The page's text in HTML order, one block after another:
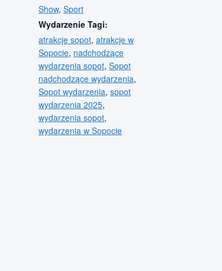
Show, Sport
Wydarzenie Tagi:
atrakcje sopot, atrakcje w
Sopocie, nadchodzące
wydarzenia sopot, Sopot
nadchodzące wydarzenia,
Sopot wydarzenia, sopot
wydarzenia 2025,
wydarzenia sopot,
wydarzenia w Sopocie